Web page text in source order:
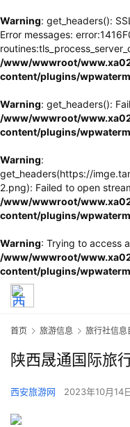
Warning: get_headers():
Error messages:
/www/wwwroot/
content/plugins/
Warning: get_headers():
/www/wwwroot/
content/plugins/
Warning:
get_headers(https://
2.png): Failed to open
/www/wwwroot/
content/plugins/
Warning: Trying to access
/www/wwwroot/
content/plugins/
首页 旅游信息 旅行社信息
陕西晟通国际旅
西安旅游网 2023年10月14